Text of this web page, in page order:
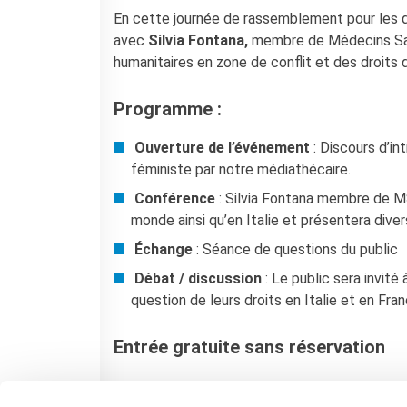
Studiare in Francia
PARTENARIATI
Le cercle des amis
CHI SIAMO
Contatti
Come raggiungerci
L'équipe
Certificazione di qualità
La Carte Institut français
Milano
Lavora con noi
En cette journée de rassemblement pour les
avec Silvia Fontana, membre de Médecins
humanitaires en zone de conflit et des droits
Programme :
Ouverture de l’événement: Discours
féministe par notre médiathécaire.
Conférence: Silvia Fontana membre de
monde ainsi qu’en Italie et présentera
É​change: Séance de questions du public
Débat / discussion : Le public sera invité
question de leurs droits en Italie et en
Entrée gratuite sans réservation